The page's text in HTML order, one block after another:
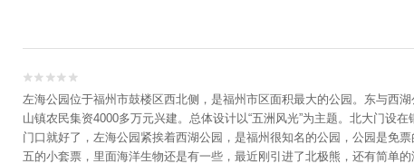


左海公园位于福州市鼓楼区西北侧，是福州市区面积最大的公园。东与西
山镇农民集资4000多万元兴建。总体设计以“五洲风光”为主题。北大门设
门口就好了，左海公园紧挨着西湖公园，是福州很知名的公园，公园是免
五的小套票，里面海洋生物还是有一些，最近刚引进了北极熊，还有简单